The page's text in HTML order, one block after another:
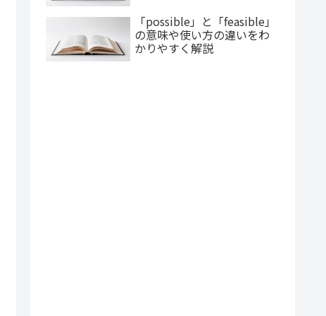
「possible」と「feasible」
の意味や使い方の違いをわ
かりやすく解説